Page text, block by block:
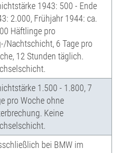
1943: 500 - Ende
2.000, Frühjahr 1944: ca.
Häftlinge pro
Nachtschicht, 6 Tage pro
12 Stunden täglich.
1.500 - 1.800, 7
pro Woche ohne
Keine
bei BMW im